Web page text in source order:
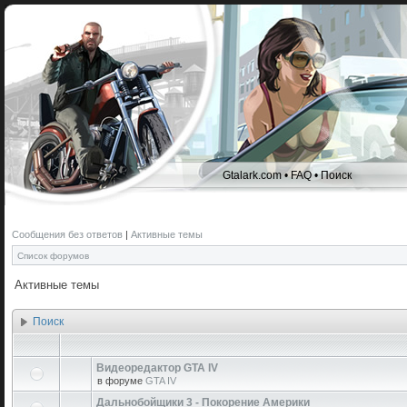
Gtalark.com •FAQ•Поиск
Сообщения без ответов | Активные темы
Список форумов
Активные темы
Поиск
Видеоредактор GTA IV
в форуме GTA IV
Дальнобойщики 3 - Покорение Америки